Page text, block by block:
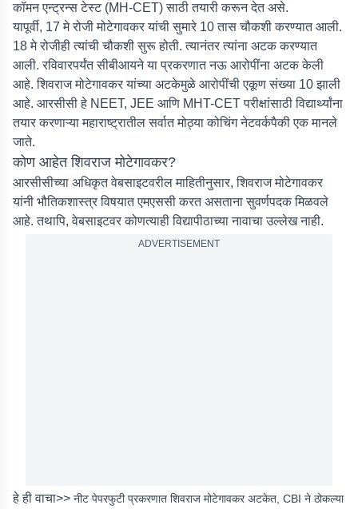
कॉमन एन्ट्रन्स टेस्ट (MH-CET) साठी तयारी करून देत असे.
यापूर्वी, 17 मे रोजी मोटेगावकर यांची सुमारे 10 तास चौकशी करण्यात आली.
18 मे रोजीही त्यांची चौकशी सुरू होती. त्यानंतर त्यांना अटक करण्यात
आली. रविवारपर्यंत सीबीआयने या प्रकरणात नऊ आरोपींना अटक केली
आहे. शिवराज मोटेगावकर यांच्या अटकेमुळे आरोपींची एकूण संख्या 10 झाली
आहे. आरसीसी हे NEET, JEE आणि MHT-CET परीक्षांसाठी विद्यार्थ्यांना
तयार करणाऱ्या महाराष्ट्रातील सर्वात मोठ्या कोचिंग नेटवर्कपैकी एक मानले
जाते.
कोण आहेत शिवराज मोटेगावकर?
आरसीसीच्या अधिकृत वेबसाइटवरील माहितीनुसार, शिवराज मोटेगावकर
यांनी भौतिकशास्त्र विषयात एमएससी करत असताना सुवर्णपदक मिळवले
आहे. तथापि, वेबसाइटवर कोणत्याही विद्यापीठाच्या नावाचा उल्लेख नाही.
ADVERTISEMENT
हे ही वाचा>> नीट पेपरफुटी प्रकरणात शिवराज मोटेगावकर अटकेत, CBI ने ठोकल्या